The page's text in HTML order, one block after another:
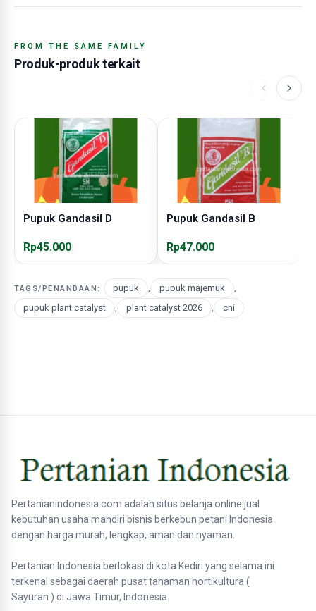
FROM THE SAME FAMILY
Produk-produk terkait
Pupuk Gandasil D
Rp45.000
Pupuk Gandasil B
Rp47.000
TAGS/PENANDAAN: pupuk , pupuk majemuk
,
pupuk plant catalyst
, plant catalyst 2026 , cni
Pertanianindonesia.com adalah situs belanja online jual
kebutuhan usaha mandiri bisnis berkebun petani Indonesia
dengan harga murah, lengkap, aman dan nyaman.
Pertanian Indonesia berlokasi di kota Kediri yang selama ini
terkenal sebagai daerah pusat tanaman hortikultura (
Sayuran ) di Jawa Timur, Indonesia.